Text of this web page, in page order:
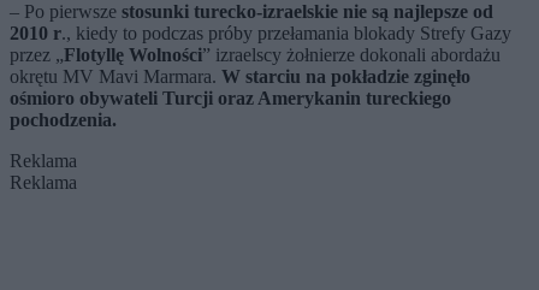
– Po pierwsze stosunki turecko-izraelskie nie są najlepsze od
2010 r., kiedy to podczas próby przełamania blokady Strefy Gazy
przez „Flotyllę Wolności” izraelscy żołnierze dokonali abordażu
okrętu MV Mavi Marmara. W starciu na pokładzie zginęło
ośmioro obywateli Turcji oraz Amerykanin tureckiego
pochodzenia.
Reklama
Reklama